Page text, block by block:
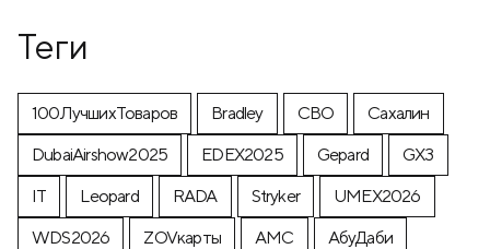
Теги
100ЛучшихТоваров Bradley CВО
Cахалин
DubaiAirshow2025
EDEX2025 Gepard
GX3
IT
Leopard RADA Stryker
UMEX2026
WDS2026
ZOVкарты АМС
АбуДаби